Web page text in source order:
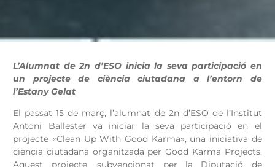
L’Alumnat de 2n d’ESO inicia la seva participació en
un projecte de ciència ciutadana a l’entorn de
l’Estany Gelat
El passat 15 de març, l’alumnat de 2n d’ESO de l’Institut
Antoni Ballester va iniciar la seva participació en el
projecte «Clean Up With Good Karma», una iniciativa de
ciència ciutadana organitzada per Good Karma Projects.
Aquest projecte, subvencionat per la Diputació de